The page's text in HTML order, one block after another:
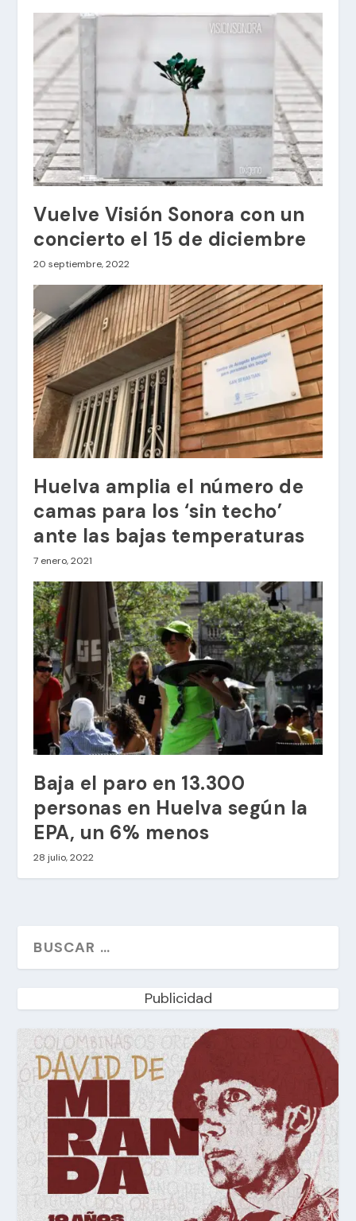
Vuelve Visión Sonora con un
concierto el 15 de diciembre
20 septiembre, 2022
Huelva amplia el número de
camas para los ‘sin techo’
ante las bajas temperaturas
7 enero, 2021
Baja el paro en 13.300
personas en Huelva según la
EPA, un 6% menos
28 julio, 2022
Publicidad